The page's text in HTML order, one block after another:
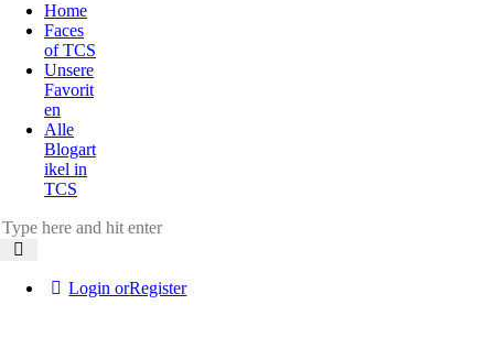
Home
Faces
of TCS
Unsere
Favorit
en
Alle
Blogart
ikel in
TCS
Login orRegister